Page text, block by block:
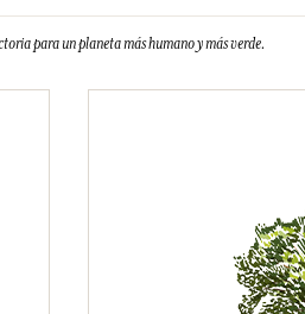
para un planeta más humano y más verde.